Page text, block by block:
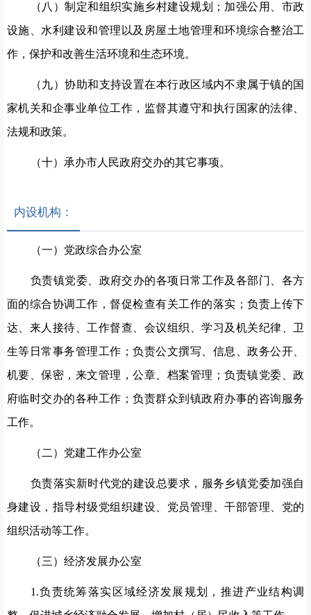
（八）制定和组织实施乡村建设规划；加强公用、市政
设施、水利建设和管理以及房屋土地管理和环境综合整治工
作，保护和改善生活环境和生态环境。
（九）协助和支持设置在本行政区域内不隶属于镇的国
家机关和企事业单位工作，监督其遵守和执行国家的法律、
法规和政策。
（十）承办市人民政府交办的其它事项。
内设机构：
（一）党政综合办公室
负责镇党委、政府交办的各项日常工作及各部门、各方
面的综合协调工作，督促检查有关工作的落实；负责上传下
达、来人接待、工作督查、会议组织、学习及机关纪律、卫
生等日常事务管理工作；负责公文撰写、信息、政务公开、
机要、保密，来文管理，公章、档案管理；负责镇党委、政
府临时交办的各种工作；负责群众到镇政府办事的咨询服务
工作。
（二）党建工作办公室
负责落实新时代党的建设总要求，服务乡镇党委加强自
身建设，指导村级党组织建设、党员管理、干部管理、党的
组织活动等工作。
（三）经济发展办公室
1.负责统筹落实区域经济发展规划，推进产业结构调